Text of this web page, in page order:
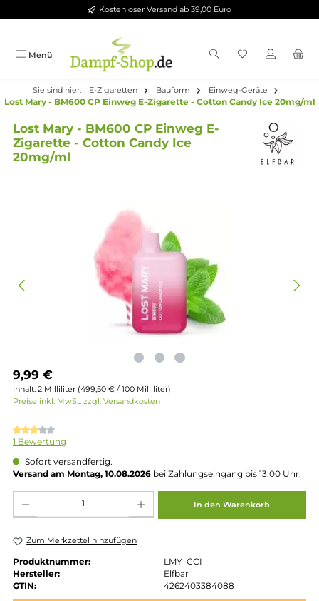
Zum Hauptinhalt springenKostenloser Versand ab 39,00 Euro
Menü
Sie sind hier: E-Zigaretten Bauform Einweg-Geräte
Lost Mary - BM600 CP Einweg E-
Zigarette - Cotton Candy Ice
Bildergalerie überspringen
Inhalt:2 Milliliter
Preise inkl. MwSt. zzgl. Versandkosten
Durchschnittliche Bewertung von 3 von 5 Sternen
1 Bewertung
Sofort versandfertig.